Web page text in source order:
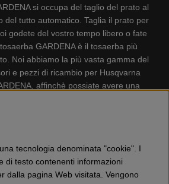
si occupa del taglio del prato al
del tutto automatico. Taglia il prato per
godete del vostro tempo libero o fate
GARDENA è il tosaerba più
Noi abbiamo la più vasta gamma del
e pezzi di ricambio per Husqvarna
affinchè possiate avere una
personale, Decespugliatori,
Attrezzature Forestali,
Giocattolo per bambini ETC.
tecnologia denominata "cookie". I
di testo contenenti informazioni
dalla pagina Web visitata. Vengono